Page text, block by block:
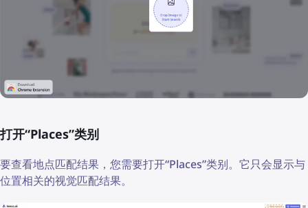
打开“Places”类别
要查看地点匹配结果，您需要打开“Places”类别。它只会显示与
位置相关的视觉匹配结果。